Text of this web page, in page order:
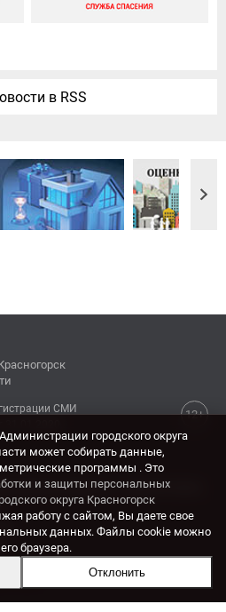
в RSS
12+
СМИ
область, г. Красногорск,
ADN
городского округа
может собирать данные,
программы . Это
и защиты персональных
округа Красногорск
работу с сайтом, Вы даете свое
данных. Файлы cookie можно
браузера.
Отклонить